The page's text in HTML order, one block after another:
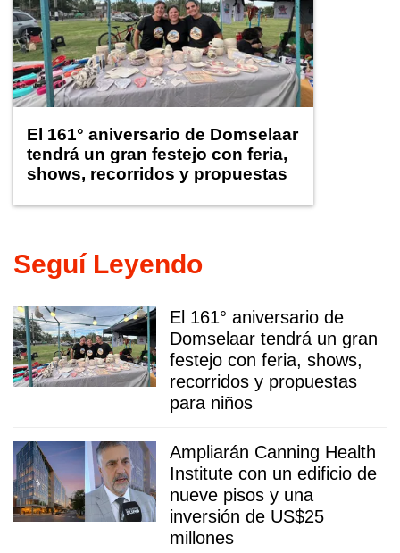
El 161° aniversario de Domselaar
tendrá un gran festejo con feria,
shows, recorridos y propuestas
Seguí Leyendo
El 161° aniversario de
Domselaar tendrá un gran
festejo con feria, shows,
recorridos y propuestas
para niños
Ampliarán Canning Health
Institute con un edificio de
nueve pisos y una
inversión de US$25
millones